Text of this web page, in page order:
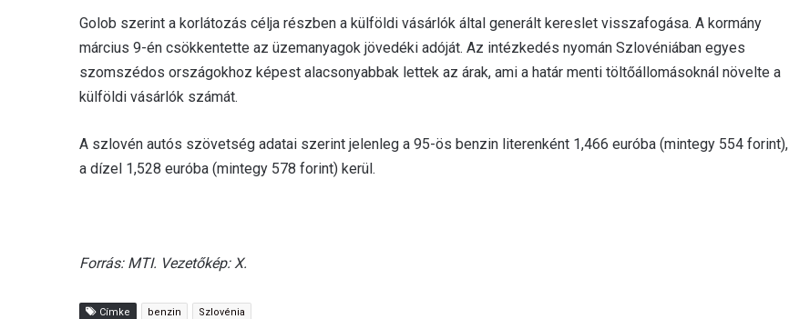
Golob szerint a korlátozás célja részben a külföldi vásárlók által generált kereslet visszafogása. A kormány
március 9-én csökkentette az üzemanyagok jövedéki adóját. Az intézkedés nyomán Szlovéniában egyes
szomszédos országokhoz képest alacsonyabbak lettek az árak, ami a határ menti töltőállomásoknál növelte a
külföldi vásárlók számát.
A szlovén autós szövetség adatai szerint jelenleg a 95-ös benzin literenként 1,466 euróba (mintegy 554 forint),
a dízel 1,528 euróba (mintegy 578 forint) kerül.
Forrás: MTI. Vezetőkép: X.
Címke benzin Szlovénia